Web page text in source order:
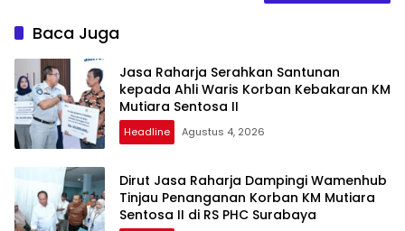
Baca Juga
Jasa Raharja Serahkan Santunan
kepada Ahli Waris Korban Kebakaran KM
Mutiara Sentosa II
Headline Agustus 4, 2026
Dirut Jasa Raharja Dampingi Wamenhub
Tinjau Penanganan Korban KM Mutiara
Sentosa II di RS PHC Surabaya